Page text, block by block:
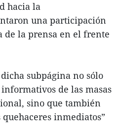
hacia la
una participación
de la prensa en el frente
subpágina no sólo
de las masas
sino que también
inmediatos”